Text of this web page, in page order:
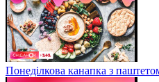
Понеділкова канапка з